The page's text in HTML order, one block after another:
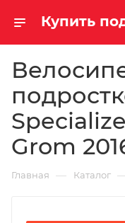
Grom
Главная — Каталог